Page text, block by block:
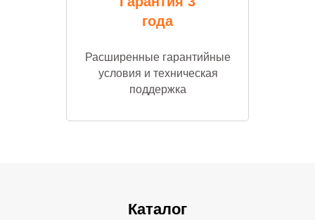
года
Расширенные гарантийные
условия и техническая
поддержка
Каталог